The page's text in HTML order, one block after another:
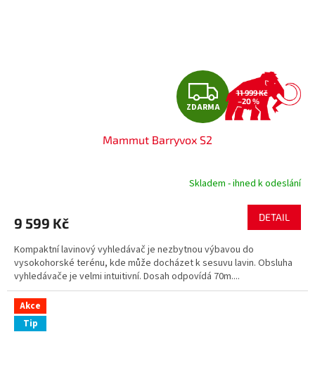
Z
D
R
ZDARMA
11 999 Kč
–20 %
Mammut Barryvox S2
Skladem - ihned k odeslání
9 599 Kč DETAIL
Kompaktní lavinový vyhledávač je nezbytnou výbavou do
vysokohorské terénu, kde může docházet k sesuvu lavin. Obsluha
vyhledávače je velmi intuitivní. Dosah odpovídá 70m....
Akce
Tip